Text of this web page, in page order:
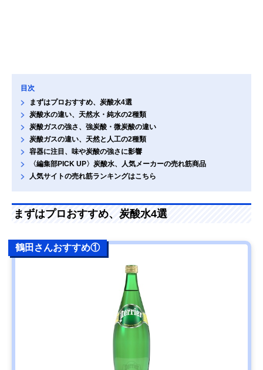
目次
まずはプロおすすめ、炭酸水4選
炭酸水の違い、天然水・純水の2種類
炭酸ガスの強さ、強炭酸・微炭酸の違い
炭酸ガスの違い、天然と人工の2種類
容器に注目、味や炭酸の強さに影響
〈編集部PICK UP〉炭酸水、人気メーカーの売れ筋商品
人気サイトの売れ筋ランキングはこちら
まずはプロおすすめ、炭酸水4選
鶴田さんおすすめ①